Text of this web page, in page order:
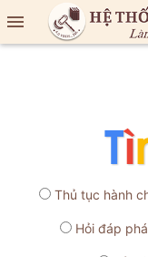

Thủ tục hành
Hỏi đáp